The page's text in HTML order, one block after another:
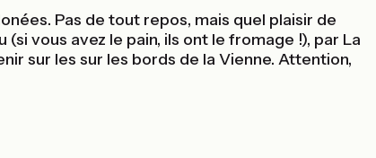
Pas de tout repos, mais quel plaisir de
vous avez le pain, ils ont le fromage !), par La
sur les sur les bords de la Vienne. Attention,